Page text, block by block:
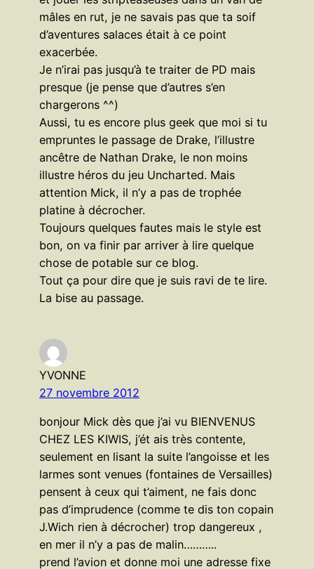
mâles en rut, je ne savais pas que ta soif
d’aventures salaces était à ce point
exacerbée.
Je n’irai pas jusqu’à te traiter de PD mais
presque (je pense que d’autres s’en
chargerons ^^)
Aussi, tu es encore plus geek que moi si tu
empruntes le passage de Drake, l’illustre
ancêtre de Nathan Drake, le non moins
illustre héros du jeu Uncharted. Mais
attention Mick, il n’y a pas de trophée
platine à décrocher.
Toujours quelques fautes mais le style est
bon, on va finir par arriver à lire quelque
chose de potable sur ce blog.
Tout ça pour dire que je suis ravi de te lire.
La bise au passage.
YVONNE
27 novembre 2012
bonjour Mick dès que j’ai vu BIENVENUS
CHEZ LES KIWIS, j’ét ais très contente,
seulement en lisant la suite l’angoisse et les
larmes sont venues (fontaines de Versailles)
pensent à ceux qui t’aiment, ne fais donc
pas d’imprudence (comme te dis ton copain
J.Wich rien à décrocher) trop dangereux ,
en mer il n’y a pas de malin………..
prend l’avion et donne moi une adresse fixe